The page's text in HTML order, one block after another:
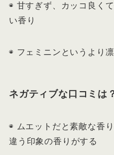
◉ 甘すぎず、カッコ良く
い香り
◉ フェミニンというより
ネガティブな口コミは
◉ ムエットだと素敵な香
違う印象の香りがする